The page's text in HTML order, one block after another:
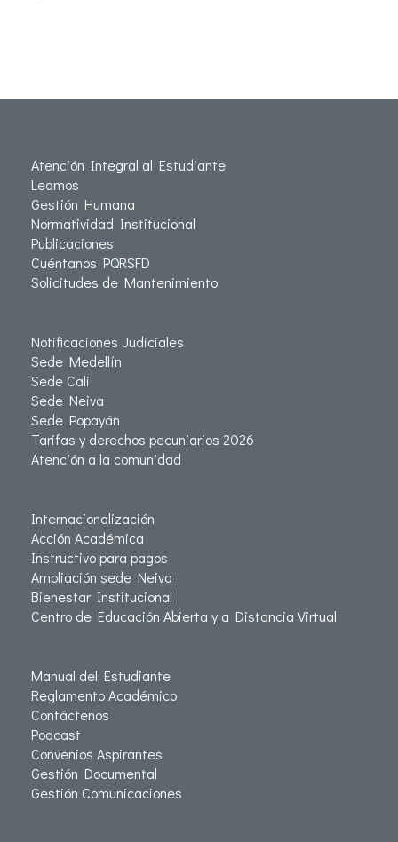
Atención Integral al Estudiante
Leamos
Gestión Humana
Normatividad Institucional
Publicaciones
Cuéntanos PQRSFD
Solicitudes de Mantenimiento
Notificaciones Judiciales
Sede Medellín
Sede Cali
Sede Neiva
Sede Popayán
Tarifas y derechos pecuniarios 2026
Atención a la comunidad
Internacionalización
Acción Académica
Instructivo para pagos
Ampliación sede Neiva
Bienestar Institucional
Centro de Educación Abierta y a Distancia Virtual
Manual del Estudiante
Reglamento Académico
Contáctenos
Podcast
Convenios Aspirantes
Gestión Documental
Gestión Comunicaciones